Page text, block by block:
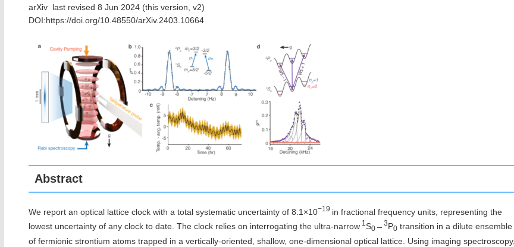
arXiv last revised 8 Jun 2024 (this version, v2)
DOI:https://doi.org/10.48550/arXiv.2403.10664
Abstract
We report an optical lattice clock with a total systematic uncertainty of 8.1×10−19 in fractional frequency units, representing the
lowest uncertainty of any clock to date. The clock relies on interrogating the ultra-narrow 1 S0→ 3P0transition in a dilute ensemble
of fermionic strontium atoms trapped in a vertically-oriented, shallow, one-dimensional optical lattice. Using imaging spectroscopy,